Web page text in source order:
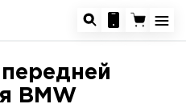
BMW